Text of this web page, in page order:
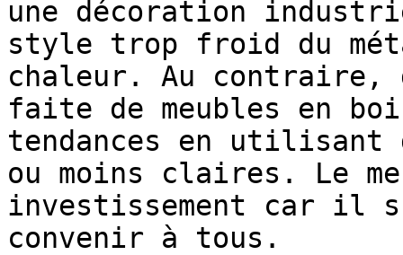
une décoration
style trop froid du
chaleur. Au contraire,
faite de meubles en
tendances en utilisant
ou moins claires. Le
investissement car il
convenir à tous.